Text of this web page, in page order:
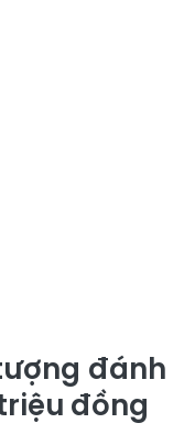
đánh
đồng